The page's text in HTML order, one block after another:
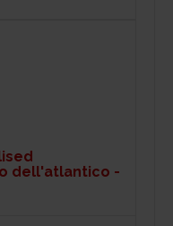
dell'atlantico -